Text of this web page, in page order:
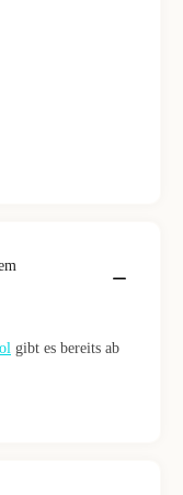
gibt es bereits ab